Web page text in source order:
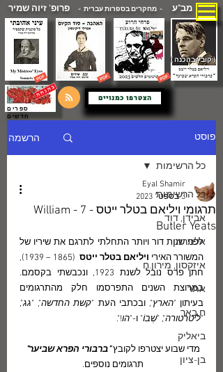
מב"ע - מחקרים בספרות עברית -פרופ' זיוה שמיר
( קובץ בהכנה )
הצטרפו כמנויים
ספרים
חדשים
פוסט הרשמה
כל הרשימות
אבידן, דוד
אלתרמן
איזקסון, מירון.ח
אתר
ח.באר
ביאליק
בן-ציון
כל הרשימות
תרגומי ויליאם בטלר ייטס - 7 - William
Butler Yeats
Eyal Shamir
3 בספט׳ 2023
המשורר האירי ויליאם בטלר ייטס
בעיתון "הארץ", ובכתבי העת "קשת החדשה", "גג
"ליטרטורה", "שְׁבוֹ" ו-"הו!".
מדי שבוע יצטרפו לקובץ "ברבורי הפרא שביער"
תרגומים נוספים.